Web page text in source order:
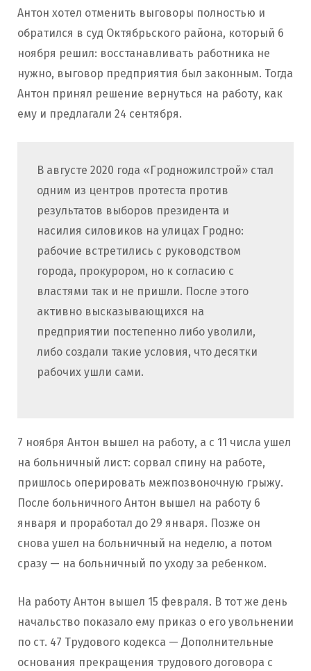
Антон хотел отменить выговоры полностью и
обратился в суд Октябрьского района, который 6
ноября решил: восстанавливать работника не
нужно, выговор предприятия был законным. Тогда
Антон принял решение вернуться на работу, как
ему и предлагали 24 сентября.
В августе 2020 года «Гродножилстрой» стал
одним из центров протеста против
результатов выборов президента и
насилия силовиков на улицах Гродно:
рабочие встретились с руководством
города, прокурором, но к согласию с
властями так и не пришли. После этого
активно высказывающихся на
предприятии постепенно либо уволили,
либо создали такие условия, что десятки
рабочих ушли сами.
7 ноября Антон вышел на работу, а с 11 числа ушел
на больничный лист: сорвал спину на работе,
пришлось оперировать межпозвоночную грыжу.
После больничного Антон вышел на работу 6
января и проработал до 29 января. Позже он
снова ушел на больничный на неделю, а потом
сразу — на больничный по уходу за ребенком.
На работу Антон вышел 15 февраля. В тот же день
начальство показало ему приказ о его увольнении
по ст. 47 Трудового кодекса — Дополнительные
основания прекращения трудового договора с